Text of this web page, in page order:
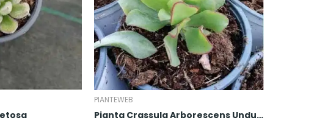
PIANTEWEB
Pianta Crassula Arborescens Undulatifolia